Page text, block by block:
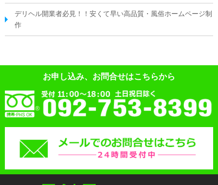
デリヘル開業者必見！！安くて早い高品質・風俗ホームページ制
作
お申し込み、お問合せはこちらから